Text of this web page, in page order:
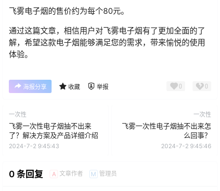
飞雾电子烟的售价约为每个80元。
通过这篇文章，相信用户对飞雾电子烟有了更加全面的了
解，希望这款电子烟能够满足您的需求，带来愉悦的使用
体验。
海报分享 收藏 举报 0 0
一次性
飞雾一次性电子烟抽不出来
了？解决方案及产品详细介绍
2024-7-2 9:45:43
一次性
飞雾一次性电子烟抽不出来怎
么回事？
2024-7-2 9:45:46
0 条回复 A 文章作者 M 管理员